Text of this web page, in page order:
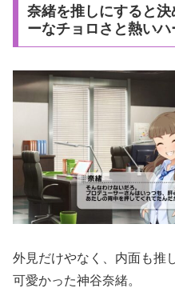
奈緒を推しにすると
ーなチョロさと熱いハ
外見だけやなく、内面も推
可愛かった神谷奈緒。